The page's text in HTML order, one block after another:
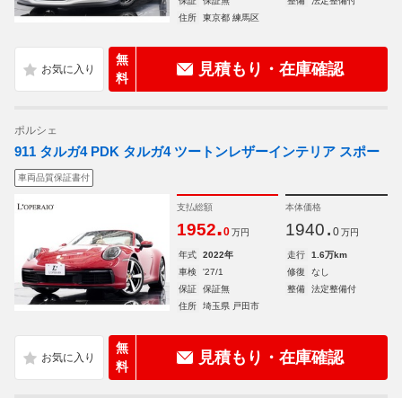
住所
東京都 練馬区
無
料
見積もり・在庫確認
ポルシェ
911 タルガ4 PDK タルガ4 ツートンレザーインテリア スポー
車両品質保証書付
支払総額
1952.0 万円
本体価格
1940. 0 万円
年式 2022年 走行
1.6万km
車検
'27/1 修復
なし
保証
保証無 整備
法定整備付
住所
埼玉県 戸田市
無
料
見積もり・在庫確認